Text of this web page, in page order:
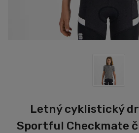
Letný cyklistický
Sportful Checkmate